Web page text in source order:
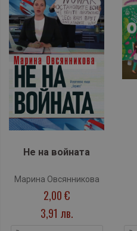
Не на войната
Марина Овсянникова
2,00 €
3,91 лв.